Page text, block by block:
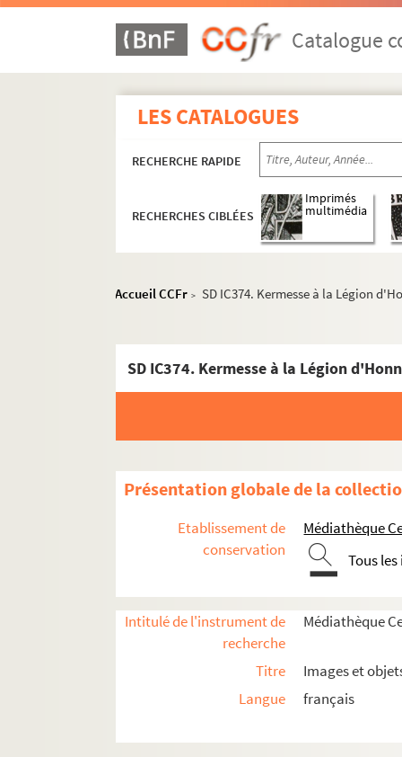
Catalogue
LES CATALOGUES
RECHERCHE RAPIDE
RECHERCHES CIBLÉES
Imprimés
multimédia
Accueil CCFr > SD IC374. Kermesse à la Légion
SD IC374. Kermesse à la Légion
Présentation globale de la
Etablissement de
conservation
Médiathèque
Tous
Intitulé de l'instrument de
recherche
Médiathèque
Titre
Images et
Langue
français
Histoire politique et sociale
Vie du territoire
Saint-Denis et sa région
Rénovations et aménagements
Médailles
Basilique de Saint-Denis
Établissements de santé